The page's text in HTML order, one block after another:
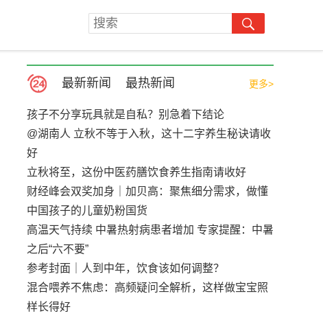
最新新闻 最热新闻 更多>
孩子不分享玩具就是自私？别急着下结论
@湖南人 立秋不等于入秋，这十二字养生秘诀请收
好
立秋将至，这份中医药膳饮食养生指南请收好
财经峰会双奖加身｜加贝高：聚焦细分需求，做懂
中国孩子的儿童奶粉国货
高温天气持续 中暑热射病患者增加 专家提醒：中暑
之后“六不要”
参考封面｜人到中年，饮食该如何调整？
混合喂养不焦虑：高频疑问全解析，这样做宝宝照
样长得好